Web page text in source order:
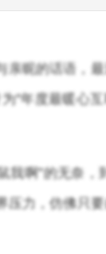
亲昵的话语，
“年度最暖心
我啊”的无奈，
压力，仿佛只